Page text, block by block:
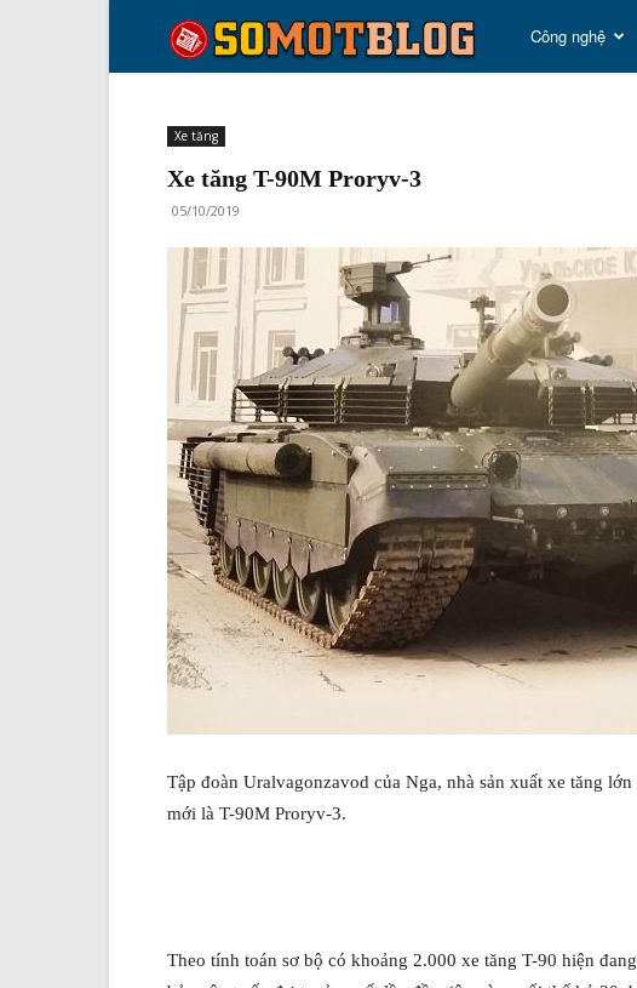
soCông nghệ
Xe tăng
Xe tăng T-90M Proryv-3
05/10/2019
Tập đoàn Uralvagonzavod của Nga, nhà sản xuất xe tăng
mới là T-90M Proryv-3.
Theo tính toán sơ bộ có khoảng 2.000 xe tăng T-90 hiện